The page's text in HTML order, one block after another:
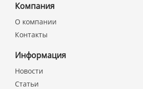
Компания
О компании
Контакты
Информация
Новости
Статьи